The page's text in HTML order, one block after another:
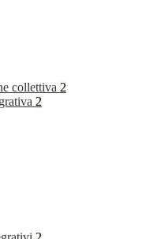
collettiva 2
2